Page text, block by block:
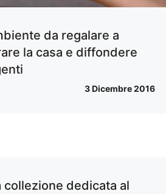
da regalare a
la casa e diffondere
3 Dicembre 2016
collezione dedicata al